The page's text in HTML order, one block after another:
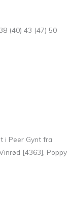
(40) 43 (47) 50
i Peer Gynt fra
[4363], Poppy